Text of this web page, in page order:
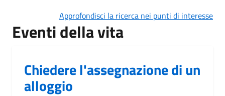
Approfondisci la ricerca nei punti di interesse
Eventi della vita
Chiedere l'assegnazione di un
alloggio